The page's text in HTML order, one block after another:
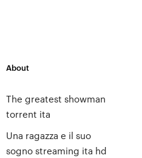
About
The greatest showman
torrent ita
Una ragazza e il suo
sogno streaming ita hd